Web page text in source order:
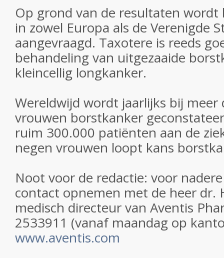
Op grond van de resultaten wordt
in zowel Europa als de Verenigde
aangevraagd. Taxotere is reeds
behandeling van uitgezaaide
kleincellig longkanker.
Wereldwijd wordt jaarlijks bij meer
vrouwen borstkanker
ruim 300.000 patiënten aan de
negen vrouwen loopt kans
Noot voor de redactie: voor
contact opnemen met de heer dr.
medisch directeur van Aventis
2533911 (vanaf maandag op
www.aventis.com